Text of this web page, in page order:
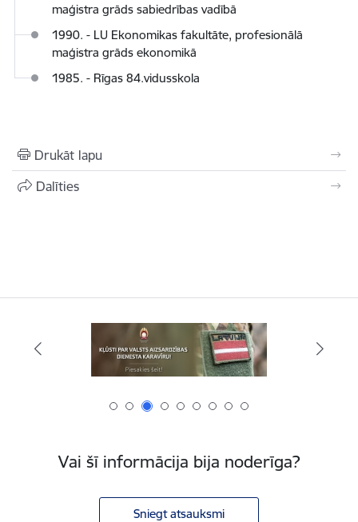
maģistra grāds sabiedrības vadībā
1990. - LU Ekonomikas fakultāte, profesionālā
maģistra grāds ekonomikā
1985. - Rīgas 84.vidusskola
Drukāt lapu
Dalīties
Vai šī informācija bija noderīga?
Sniegt atsauksmi